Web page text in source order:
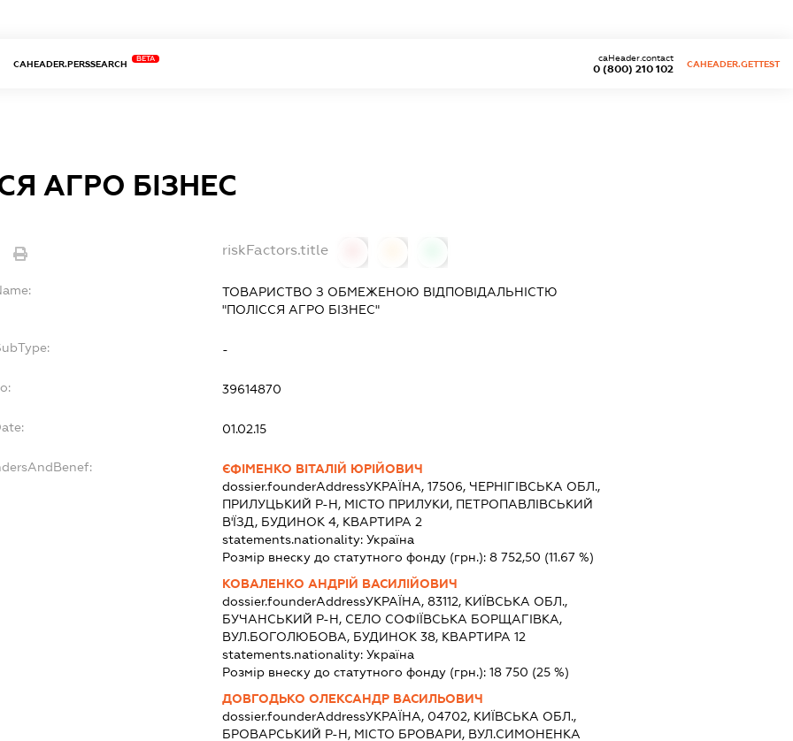
CAHEADER.PERSSEARCH
BETA
0 (800) 210 102
caHeader.contact
CAHEADER.GETTEST
АГРО БІЗНЕС
riskFactors.title
ТОВАРИСТВО З ОБМЕЖЕНОЮ ВІДПОВІДАЛЬНІСТЮ
"ПОЛІССЯ АГРО БІЗНЕС"
-
39614870
01.02.15
ЄФІМЕНКО ВІТАЛІЙ ЮРІЙОВИЧ
dossier.founderAddressУКРАЇНА, 17506, ЧЕРНІГІВСЬКА ОБЛ.,
ПРИЛУЦЬКИЙ Р-Н, МІСТО ПРИЛУКИ, ПЕТРОПАВЛІВСЬКИЙ
В'ЇЗД, БУДИНОК 4, КВАРТИРА 2
statements.nationality:Україна
Розмір внеску до статутного фонду (грн.):8 752,50 (11.67 %)
КОВАЛЕНКО АНДРІЙ ВАСИЛІЙОВИЧ
dossier.founderAddressУКРАЇНА, 83112, КИЇВСЬКА ОБЛ.,
БУЧАНСЬКИЙ Р-Н, СЕЛО СОФІЇВСЬКА БОРЩАГІВКА,
ВУЛ.БОГОЛЮБОВА, БУДИНОК 38, КВАРТИРА 12
statements.nationality:Україна
Розмір внеску до статутного фонду (грн.):18 750 (25 %)
ДОВГОДЬКО ОЛЕКСАНДР ВАСИЛЬОВИЧ
dossier.founderAddressУКРАЇНА, 04702, КИЇВСЬКА ОБЛ.,
БРОВАРСЬКИЙ Р-Н, МІСТО БРОВАРИ, ВУЛ.СИМОНЕНКА